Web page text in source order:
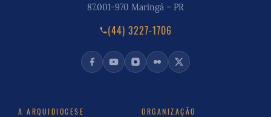
87.001-970 Maringá – PR
(44) 3227-1706
A ARQUIDIOCESE ORGANIZAÇÃO